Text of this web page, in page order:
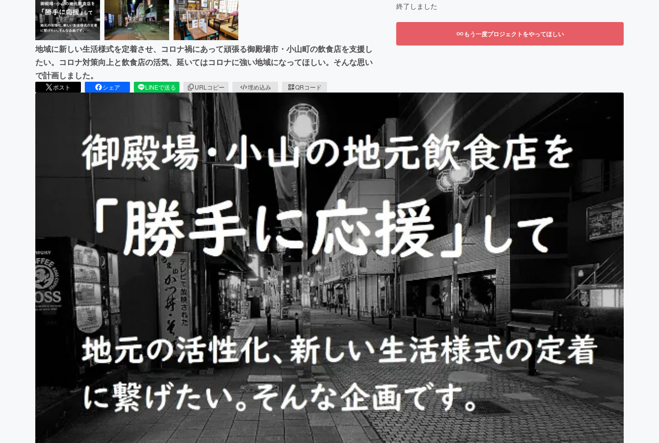
地域に新しい生活様式を定着させ、コロナ禍にあって頑張る御殿場市・小山町の飲食店を支援し
たい。コロナ対策向上と飲食店の活気、延いてはコロナに強い地域になってほしい。そんな思い
で計画しました。
ポスト シェア LINEで送る URLコピー 埋め込み QRコード
終了しました
もう一度プロジェクトをやってほしい